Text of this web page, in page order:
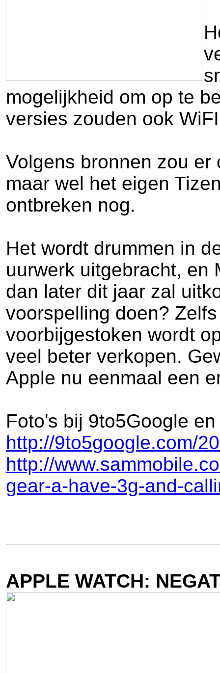
mogelijkheid om op te
versies zouden ook
Volgens bronnen zou
maar wel het eigen
ontbreken nog.
Het wordt drummen in
uurwerk uitgebracht, en
dan later dit jaar zal
voorspelling doen?
voorbijgestoken wordt
veel beter verkopen.
Apple nu eenmaal een
Foto's bij 9to5Google
http://9to5google.com/
http://
gear-a-have-3g-and-
APPLE WATCH: